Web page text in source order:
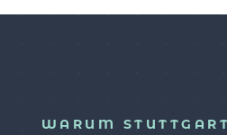
WARUM STUTTGART